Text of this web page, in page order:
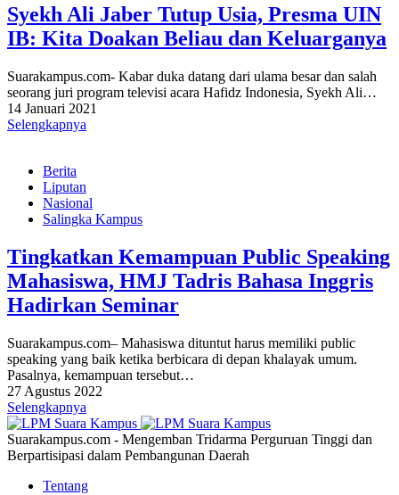
Syekh Ali Jaber Tutup Usia, Presma UIN
IB: Kita Doakan Beliau dan Keluarganya
Suarakampus.com- Kabar duka datang dari ulama besar dan salah
seorang juri program televisi acara Hafidz Indonesia, Syekh Ali…
14 Januari 2021
Selengkapnya
Berita
Liputan
Nasional
Salingka Kampus
Tingkatkan Kemampuan Public Speaking
Mahasiswa, HMJ Tadris Bahasa Inggris
Hadirkan Seminar
Suarakampus.com– Mahasiswa dituntut harus memiliki public
speaking yang baik ketika berbicara di depan khalayak umum.
Pasalnya, kemampuan tersebut…
27 Agustus 2022
Selengkapnya
Suarakampus.com - Mengemban Tridarma Perguruan Tinggi dan
Berpartisipasi dalam Pembangunan Daerah
Tentang